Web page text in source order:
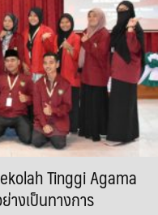
Tinggi Agama
างเป็นทางการ